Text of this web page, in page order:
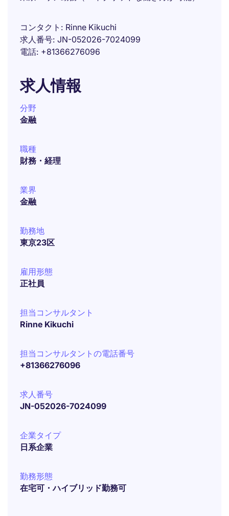
コンタクト
Rinne Kikuchi
求人番号 JN-052026-7024099
電話 +81366276096
求人情報
分野
金融
職種
財務・経理
業界
金融
勤務地
東京23区
雇用形態
正社員
担当コンサルタント
Rinne Kikuchi
担当コンサルタントの電話番号
+81366276096
求人番号
JN-052026-7024099
企業タイプ
日系企業
勤務形態
在宅可・ハイブリッド勤務可